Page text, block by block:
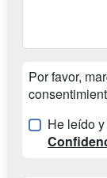
Por favor,
He leído